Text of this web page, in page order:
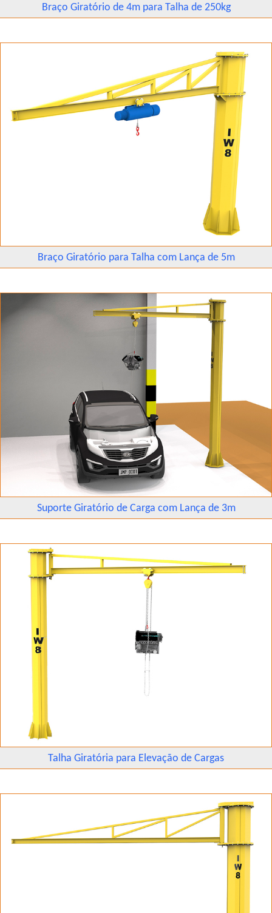
Braço Giratório de 4m para Talha de 250kg
Braço Giratório para Talha com Lança de 5m
Suporte Giratório de Carga com Lança de 3m
Talha Giratória para Elevação de Cargas